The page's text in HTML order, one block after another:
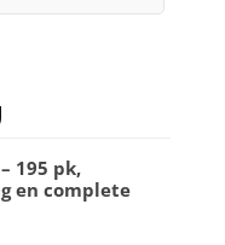
195 pk,
en complete